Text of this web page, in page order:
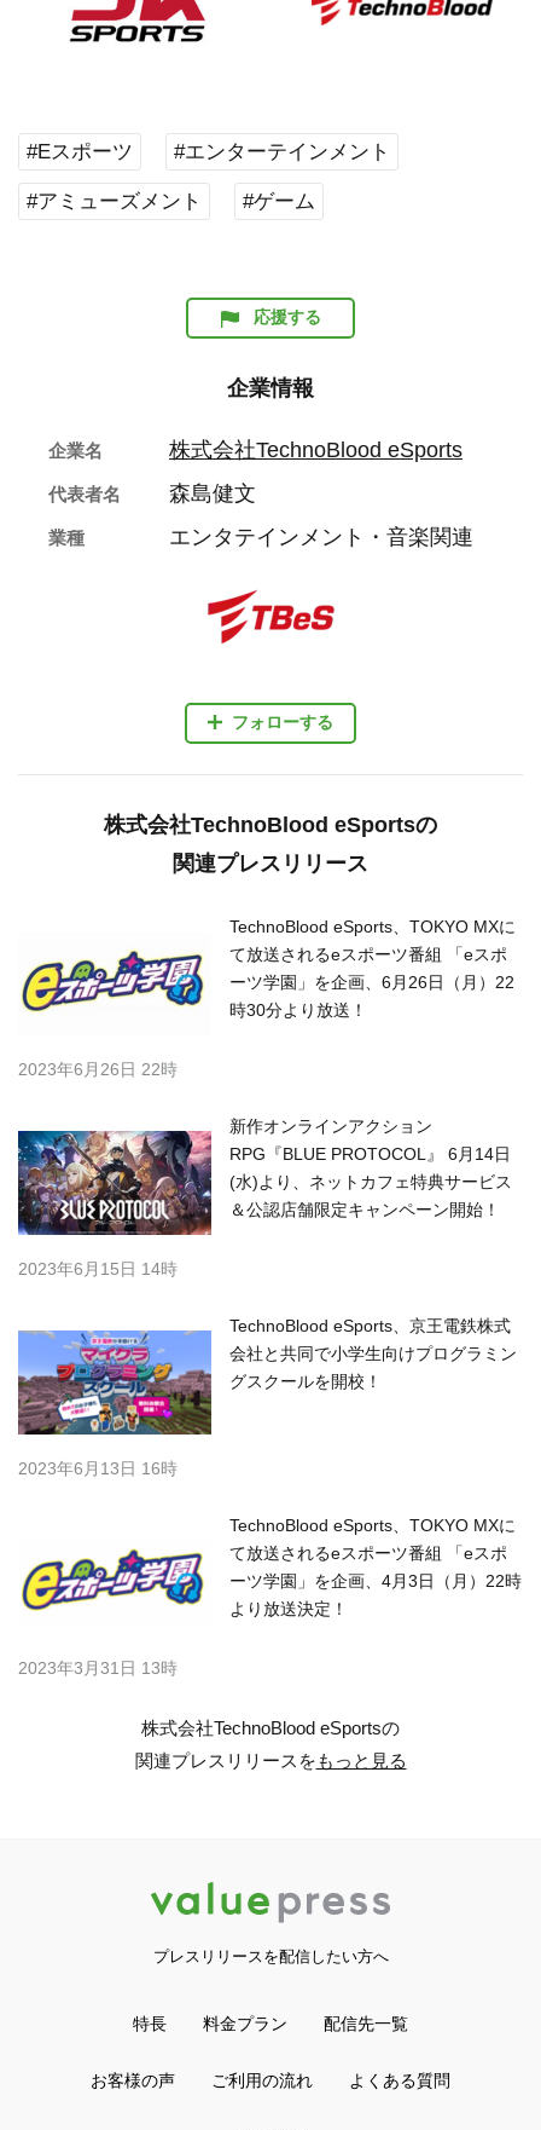
#Eスポーツ #エンターテインメント
#アミューズメント #ゲーム
応援する
企業情報
フォローする
企業名 株式会社TechnoBlood eSports
代表者名 森島健文
業種 エンタテインメント・音楽関連
株式会社TechnoBlood eSportsの
関連プレスリリース
TechnoBlood eSports、TOKYO MXに
て放送されるeスポーツ番組 「eスポ
ーツ学園」を企画、6月26日（月）22
時30分より放送！
2023年6月26日 22時
新作オンラインアクション
RPG『BLUE PROTOCOL』 6月14日
(水)より、ネットカフェ特典サービス
＆公認店舗限定キャンペーン開始！
2023年6月15日 14時
TechnoBlood eSports、京王電鉄株式
会社と共同で小学生向けプログラミン
グスクールを開校！
2023年6月13日 16時
TechnoBlood eSports、TOKYO MXに
て放送されるeスポーツ番組 「eスポ
ーツ学園」を企画、4月3日（月）22時
より放送決定！
2023年3月31日 13時
株式会社TechnoBlood eSportsの
関連プレスリリースをもっと見る
プレスリリースを配信したい方へ
特長 料金プラン 配信先一覧
お客様の声 ご利用の流れ よくある質問